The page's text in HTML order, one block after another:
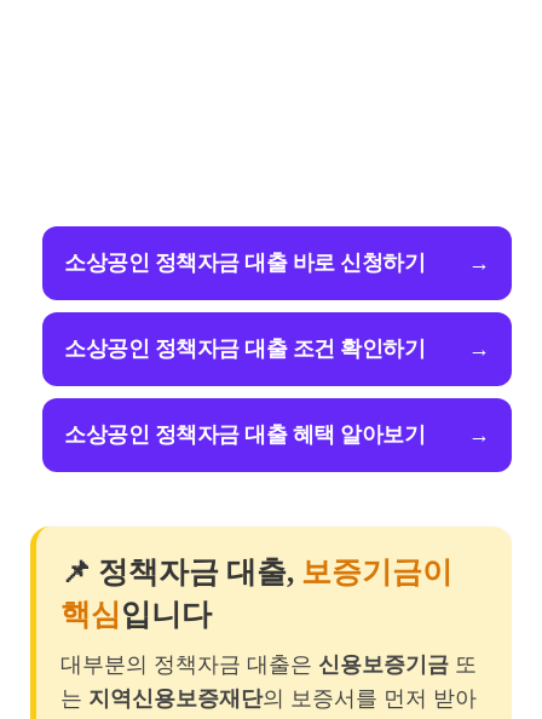
소상공인 정책자금 대출 바로 신청하기 →
소상공인 정책자금 대출 조건 확인하기 →
소상공인 정책자금 대출 혜택 알아보기 →
📌 정책자금 대출, 보증기금이
핵심입니다
대부분의 정책자금 대출은 신용보증기금 또
는 지역신용보증재단의 보증서를 먼저 받아